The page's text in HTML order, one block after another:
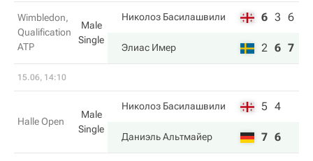
Wimbledon,
Qualification
ATP
Male
Single
Николоз Басилашвили 6 3 6
Элиас Имер 2 6 7
15.06, 14:10
Halle Open
Male
Single
Николоз Басилашвили 5 4
Даниэль Альтмайер 7 6